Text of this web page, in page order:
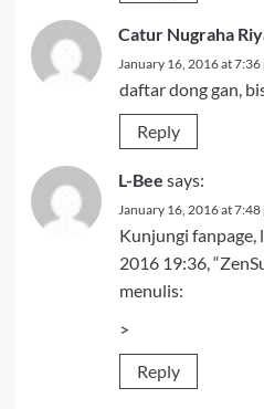
Catur Nugraha
January 16, 2016 at 7:36
daftar dong gan,
Reply
L-Bee says:
January 16, 2016 at 7:48
Kunjungi fanpage,
2016 19:36,
menulis:
>
Reply